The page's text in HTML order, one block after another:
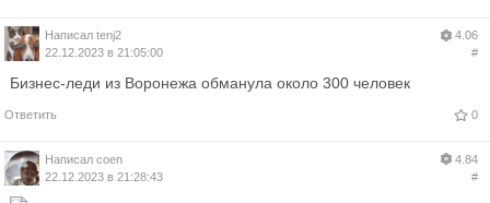
Написал tenj2
22.12.2023 в 21:05:00
4.06
#
Бизнес-леди из Воронежа обманула около 300 человек
Ответить 0
Написал coen
22.12.2023 в 21:28:43
4.84
#